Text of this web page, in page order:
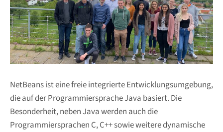
NetBeans ist eine freie integrierte Entwicklungsumgebung,
die auf der Programmiersprache Java basiert. Die
Besonderheit, neben Java werden auch die
Programmiersprachen C, C++ sowie weitere dynamische